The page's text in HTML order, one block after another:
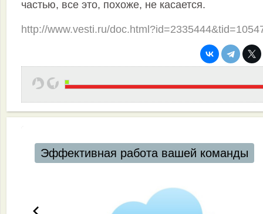
частью, все это, похоже, не касается.
http://www.vesti.ru/
Эффективная работа вашей команды